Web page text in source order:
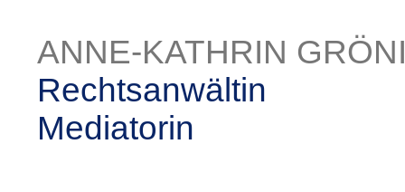
ANNE-KATHRIN
Rechtsanwältin
Mediatorin